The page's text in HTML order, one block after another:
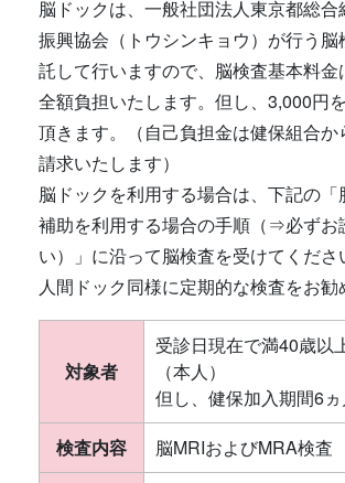
脳ドックは、一般社団法人東京都総合
振興協会（トウシンキョウ）が行う脳
託して行いますので、脳検査基本料金
全額負担いたします。但し、3,000円
頂きます。（自己負担金は健保組合か
請求いたします）
脳ドックを利用する場合は、下記の「
補助を利用する場合の手順（⇒必ずお
い）」に沿って脳検査を受けてくださ
人間ドック同様に定期的な検査をお勧
対象者
受診日現在で満40歳以
（本人）
但し、健保加入期間6
検査内容
脳MRIおよびMRA検査